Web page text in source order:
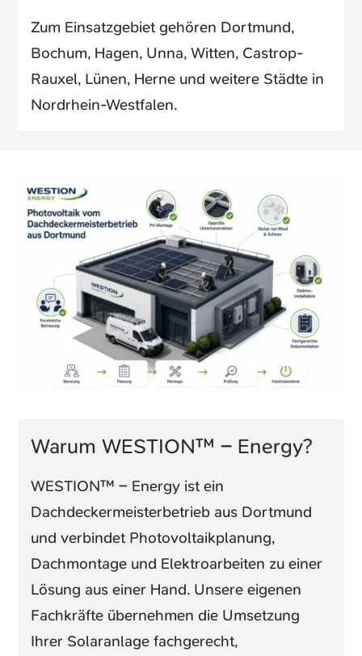
Zum Einsatzgebiet gehören Dortmund,
Bochum, Hagen, Unna, Witten, Castrop-
Rauxel, Lünen, Herne und weitere Städte in
Nordrhein-Westfalen.
Warum WESTION™ – Energy?
WESTION™ – Energy ist ein
Dachdeckermeisterbetrieb aus Dortmund
und verbindet Photovoltaikplanung,
Dachmontage und Elektroarbeiten zu einer
Lösung aus einer Hand. Unsere eigenen
Fachkräfte übernehmen die Umsetzung
Ihrer Solaranlage fachgerecht,